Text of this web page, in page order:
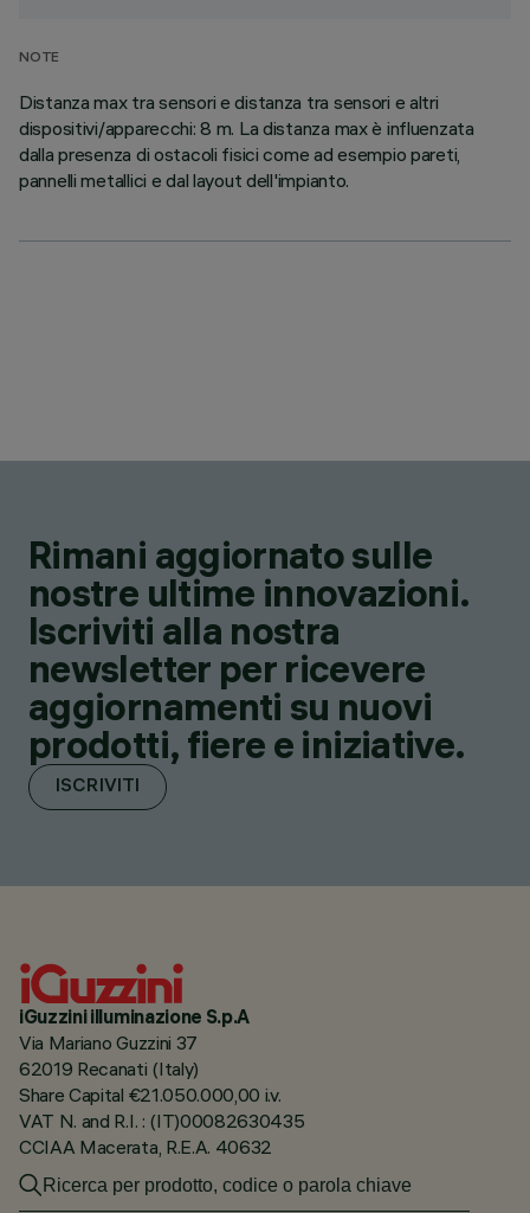
NOTE
Distanza max tra sensori e distanza tra sensori e altri
dispositivi/apparecchi: 8 m. La distanza max è influenzata
dalla presenza di ostacoli fisici come ad esempio pareti,
pannelli metallici e dal layout dell'impianto.
Rimani aggiornato sulle
nostre ultime innovazioni.
Iscriviti alla nostra
newsletter per ricevere
aggiornamenti su nuovi
prodotti, fiere e iniziative.
ISCRIVITI
iGuzzini illuminazione S.p.A
Via Mariano Guzzini 37
62019 Recanati (Italy)
Share Capital €21.050.000,00 i.v.
VAT N. and R.I. : (IT)00082630435
CCIAA Macerata, R.E.A. 40632